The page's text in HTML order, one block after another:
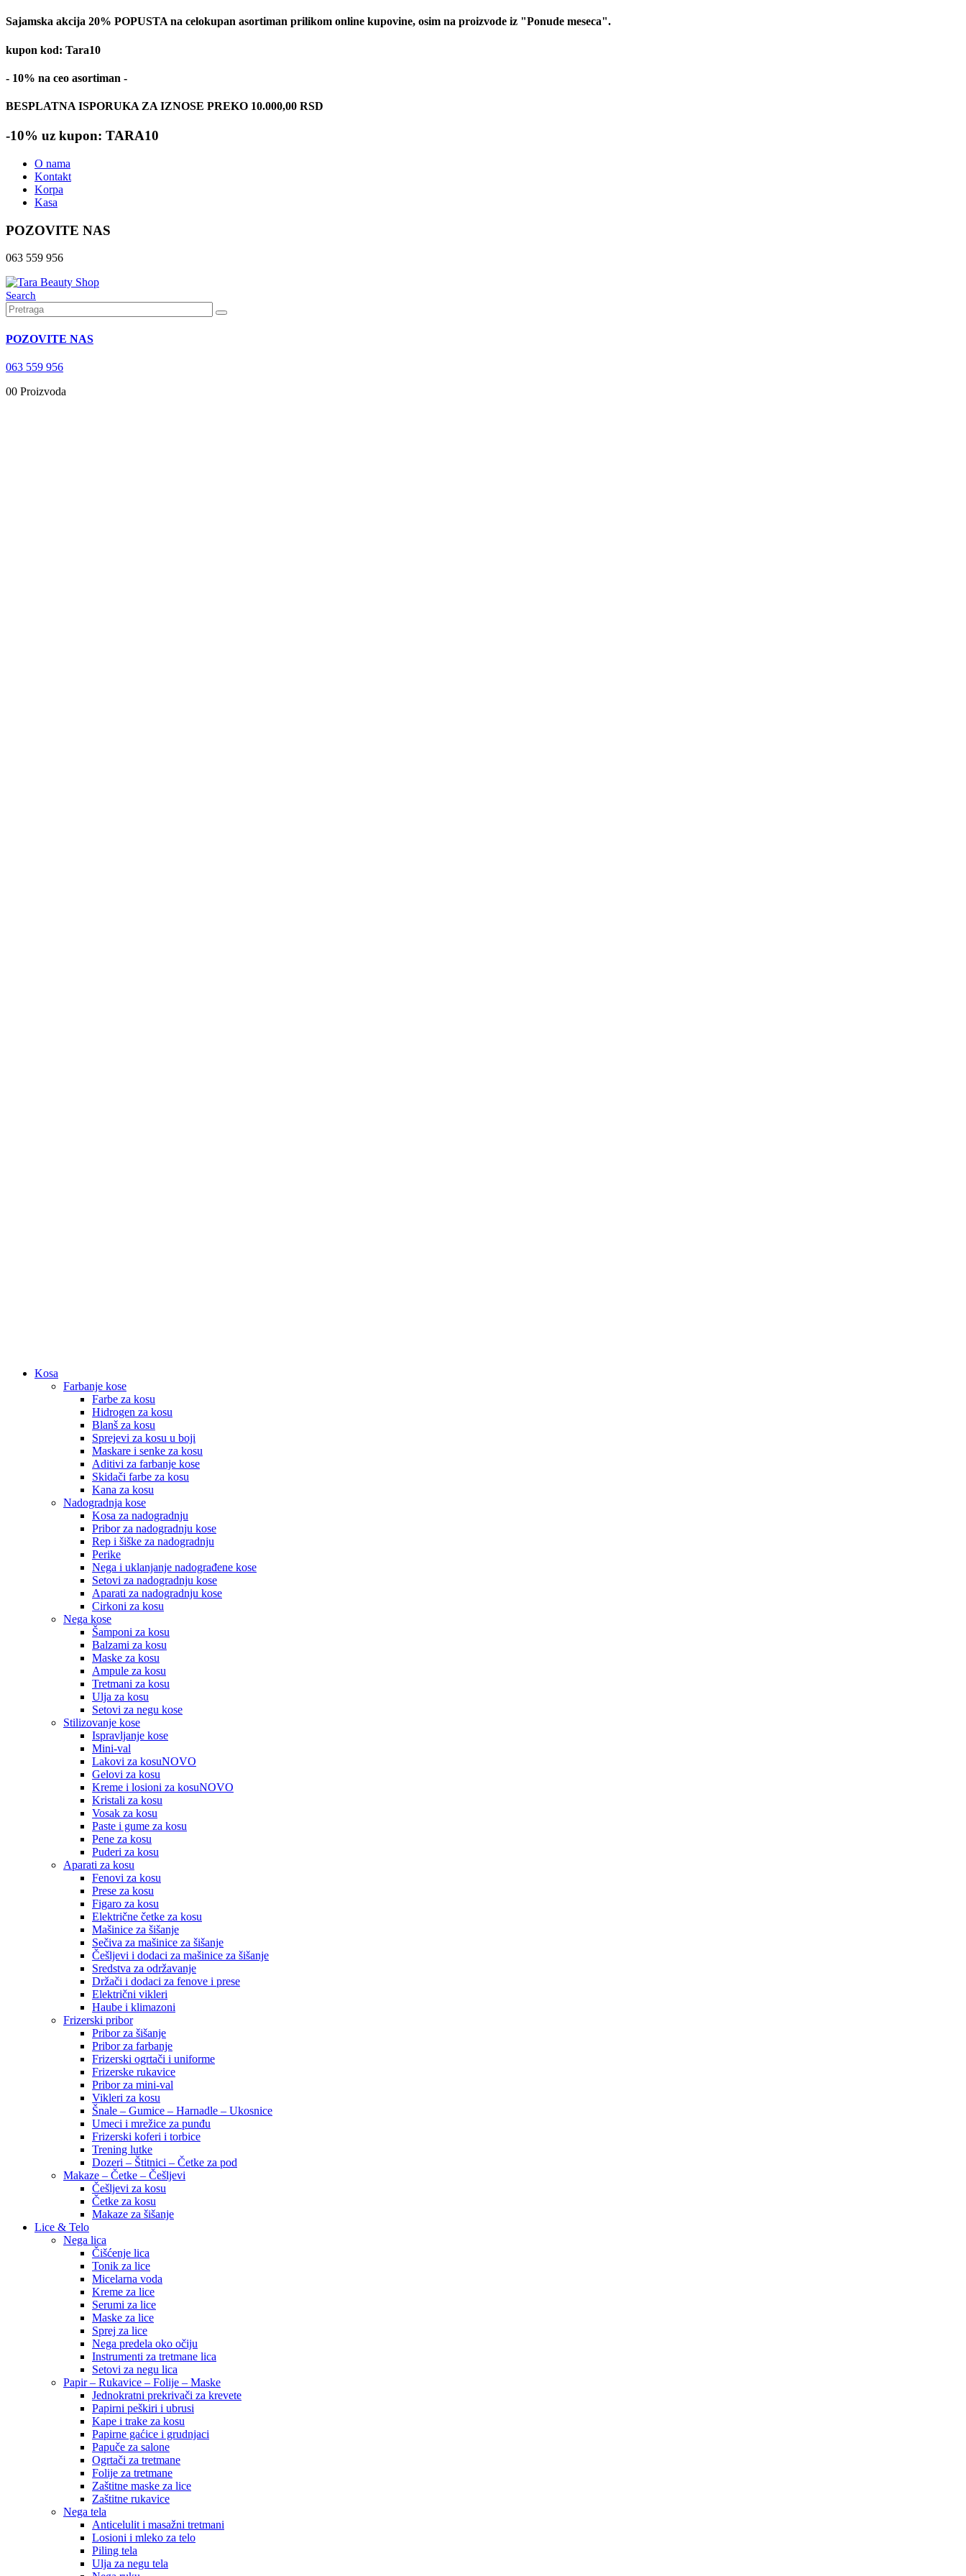
Sajamska akcija 20% POPUSTA na celokupan asortiman prilikom online kupovine, osim na proizvode iz "Ponude meseca".
kupon kod: Tara10
- 10% na ceo asortiman -
BESPLATNA ISPORUKA ZA IZNOSE PREKO 10.000,00 RSD
-10% uz kupon: TARA10
O nama
Kontakt
Korpa
Kasa
POZOVITE NAS
063 559 956
Search
POZOVITE NAS
063 559 956
00 Proizvoda
Kosa
Farbanje kose
Farbe za kosu
Hidrogen za kosu
Blanš za kosu
Sprejevi za kosu u boji
Maskare i senke za kosu
Aditivi za farbanje kose
Skidači farbe za kosu
Kana za kosu
Nadogradnja kose
Kosa za nadogradnju
Pribor za nadogradnju kose
Rep i šiške za nadogradnju
Perike
Nega i uklanjanje nadograđene kose
Setovi za nadogradnju kose
Aparati za nadogradnju kose
Cirkoni za kosu
Nega kose
Šamponi za kosu
Balzami za kosu
Maske za kosu
Ampule za kosu
Tretmani za kosu
Ulja za kosu
Setovi za negu kose
Stilizovanje kose
Ispravljanje kose
Mini-val
Lakovi za kosuNOVO
Gelovi za kosu
Kreme i losioni za kosuNOVO
Kristali za kosu
Vosak za kosu
Paste i gume za kosu
Pene za kosu
Puderi za kosu
Aparati za kosu
Fenovi za kosu
Prese za kosu
Figaro za kosu
Električne četke za kosu
Mašinice za šišanje
Sečiva za mašinice za šišanje
Češljevi i dodaci za mašinice za šišanje
Sredstva za održavanje
Držači i dodaci za fenove i prese
Električni vikleri
Haube i klimazoni
Frizerski pribor
Pribor za šišanje
Pribor za farbanje
Frizerski ogrtači i uniforme
Frizerske rukavice
Pribor za mini-val
Vikleri za kosu
Šnale – Gumice – Harnadle – Ukosnice
Umeci i mrežice za punđu
Frizerski koferi i torbice
Trening lutke
Dozeri – Štitnici – Četke za pod
Makaze – Četke – Češljevi
Češljevi za kosu
Četke za kosu
Makaze za šišanje
Lice & Telo
Nega lica
Čišćenje lica
Tonik za lice
Micelarna voda
Kreme za lice
Serumi za lice
Maske za lice
Sprej za lice
Nega predela oko očiju
Instrumenti za tretmane lica
Setovi za negu lica
Papir – Rukavice – Folije – Maske
Jednokratni prekrivači za krevete
Papirni peškiri i ubrusi
Kape i trake za kosu
Papirne gaćice i grudnjaci
Papuče za salone
Ogrtači za tretmane
Folije za tretmane
Zaštitne maske za lice
Zaštitne rukavice
Nega tela
Anticelulit i masažni tretmani
Losioni i mleko za telo
Piling tela
Ulja za negu tela